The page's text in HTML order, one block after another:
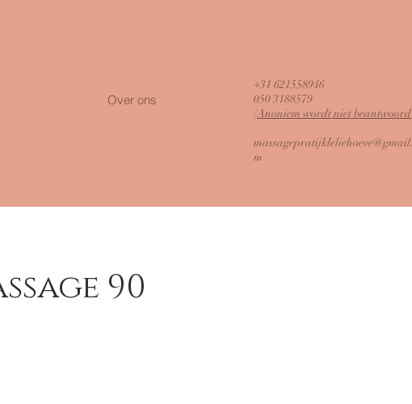
Over ons
+31 621558946
050 3188579
​(Anoniem wordt niet beantwoord
m
90